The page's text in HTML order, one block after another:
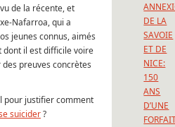
de la récente, et
Nafarroa, qui a
jeunes connus, aimés
dont il est difficile voire
preuves concrètes
pour justifier comment
suicider?
DE LA
SAVOIE
ET DE
NICE:
150
ANS
D’UNE